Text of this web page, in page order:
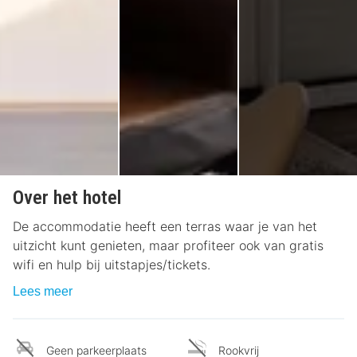
Over het hotel
De accommodatie heeft een terras waar je van het
uitzicht kunt genieten, maar profiteer ook van gratis
wifi en hulp bij uitstapjes/tickets.
Lees meer
Geen parkeerplaats Rookvrij